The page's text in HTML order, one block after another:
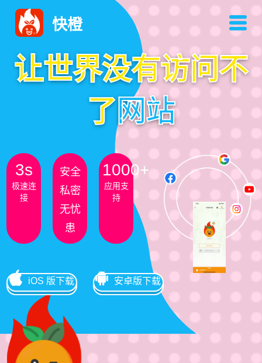
快橙
让世界没有访问不
了网站
3s
极速连
接
安全
私密
无忧
患
1000+
应用支
持
iOS 版下载 安卓版下载